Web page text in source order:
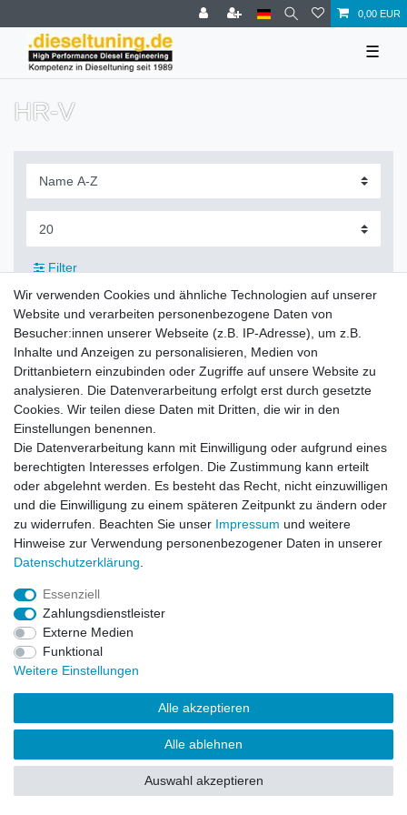
0,00 EUR
☰
HR-V
Filter
Zahlung und Versand
Daten­schutz­erklärung
Barrierefreiheitserklärung Widerrufs­recht
Vertrag widerrufen
© Copyright 2026 | Alle Rechte vorbehalten.
Wir verwenden Cookies und ähnliche Technologien auf unserer
Website und verarbeiten personenbezogene Daten von
Besucher:innen unserer Webseite (z.B. IP-Adresse), um z.B.
Inhalte und Anzeigen zu personalisieren, Medien von
Drittanbietern einzubinden oder Zugriffe auf unsere Website zu
analysieren. Die Datenverarbeitung erfolgt erst durch gesetzte
Cookies. Wir teilen diese Daten mit Dritten, die wir in den
Einstellungen benennen.
Die Datenverarbeitung kann mit Einwilligung oder aufgrund eines
berechtigten Interesses erfolgen. Die Zustimmung kann erteilt
oder abgelehnt werden. Es besteht das Recht, nicht einzuwilligen
und die Einwilligung zu einem späteren Zeitpunkt zu ändern oder
zu widerrufen. Beachten Sie unser Impressum und weitere
Hinweise zur Verwendung personenbezogener Daten in unserer
Daten­schutz­erklärung
Essenziell
Zahlungsdienstleister
Externe Medien
Funktional
Weitere Einstellungen
Alle akzeptieren
Alle ablehnen
Auswahl akzeptieren